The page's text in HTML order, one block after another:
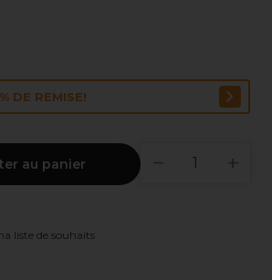
DE REMISE!
au panier
liste de souhaits